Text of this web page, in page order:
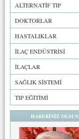
ALTERNATİF TIP
DOKTORLAR
HASTALIKLAR
İLAÇ ENDÜSTRİSİ
İLAÇLAR
SAĞLIK SİSTEMİ
TIP EĞİTİMİ
HABERİNİZ OLSUN